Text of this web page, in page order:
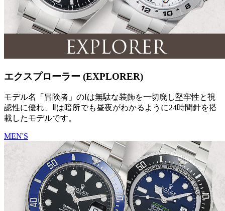
エクスプローラー (EXPLORER)
モデル名「冒険者」のⅠは無駄な装飾を一切廃し堅牢性と視
認性に優れ、Ⅱは暗所でも昼夜がわかるように24時間針を搭
載したモデルです。
MEN'S